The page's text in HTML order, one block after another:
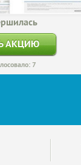
АКЦИЮ
7